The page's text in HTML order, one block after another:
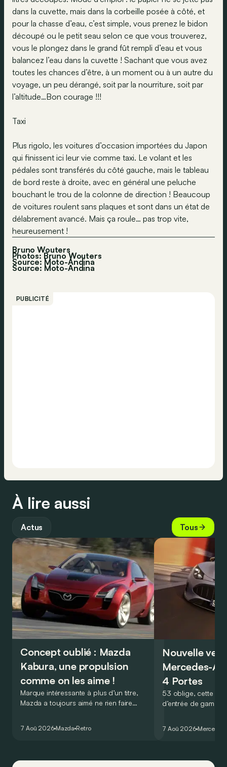
dans la cuvette, mais dans la corbeille posée à côté, et
pour la chasse d’eau, c’est simple, vous prenez le bidon
découpé ou le petit seau selon ce que vous trouverez,
vous le plongez dans le grand fût rempli d’eau et vous
balancez l’eau dans la cuvette ! Sachant que vous avez
toutes les chances d’être, à un moment ou à un autre du
voyage, un peu dérangé, soit par la nourriture, soit par
l’altitude…Bon courage !!!
Taxi
Plus rigolo, les voitures d’occasion importées du Japon
qui finissent ici leur vie comme taxi. Le volant et les
pédales sont transférés du côté gauche, mais le tableau
de bord reste à droite, avec en général une peluche
bouchant le trou de la colonne de direction ! Beaucoup
de voitures roulent sans plaques et sont dans un état de
délabrement avancé. Mais ça roule… pas trop vite,
heureusement !
Bruno Wouters
Photos: Bruno Wouters
Source: Moto-Andina
Source: Moto-Andina
PUBLICITÉ
À lire aussi
Actus Tous
Concept oublié : Mazda
Kabura, une propulsion
comme on les aime !
Marque intéressante à plus d’un titre,
Mazda a toujours aimé ne rien faire
de la plus belle des manières…
7 Aoû 2026 Mazda Retro
Nouvelle
Mercedes-
4 Portes
53 oblige, cette
d’entrée de
moins…
7 Aoû 2026 Mercedes